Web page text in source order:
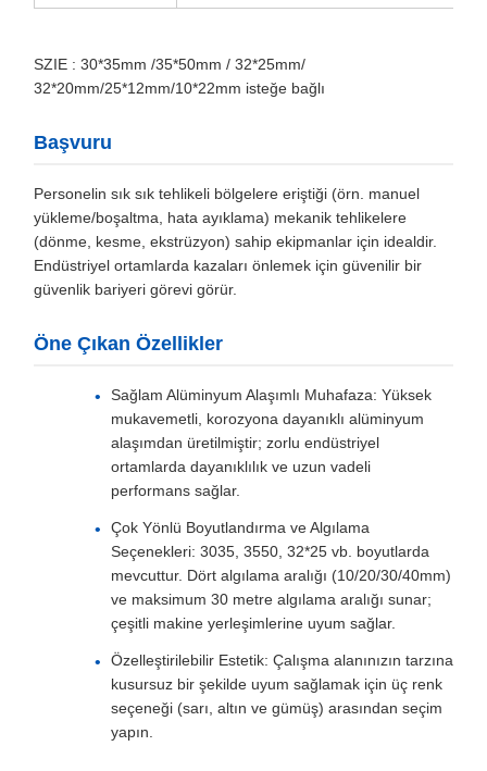
SZIE : 30*35mm /35*50mm / 32*25mm/
32*20mm/25*12mm/10*22mm isteğe bağlı
Başvuru
Personelin sık sık tehlikeli bölgelere eriştiği (örn. manuel
yükleme/boşaltma, hata ayıklama) mekanik tehlikelere
(dönme, kesme, ekstrüzyon) sahip ekipmanlar için idealdir.
Endüstriyel ortamlarda kazaları önlemek için güvenilir bir
güvenlik bariyeri görevi görür.
Öne Çıkan Özellikler
Sağlam Alüminyum Alaşımlı Muhafaza: Yüksek
mukavemetli, korozyona dayanıklı alüminyum
alaşımdan üretilmiştir; zorlu endüstriyel
ortamlarda dayanıklılık ve uzun vadeli
performans sağlar.
Çok Yönlü Boyutlandırma ve Algılama
Seçenekleri: 3035, 3550, 32*25 vb. boyutlarda
mevcuttur. Dört algılama aralığı (10/20/30/40mm)
ve maksimum 30 metre algılama aralığı sunar;
çeşitli makine yerleşimlerine uyum sağlar.
Özelleştirilebilir Estetik: Çalışma alanınızın tarzına
kusursuz bir şekilde uyum sağlamak için üç renk
seçeneği (sarı, altın ve gümüş) arasından seçim
yapın.